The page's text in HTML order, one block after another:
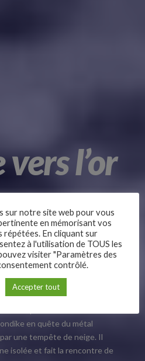
Follow Us
l’or
nous amène avec lui au
grand froid et des grands
et blanc où se bousculent
en quête du métal
une tempête de neige. Il
isolée et fait la rencontre de
sur notre site web pour vous
en mémorisant vos
En cliquant sur
à l'utilisation de TOUS les
visiter "Paramètres des
contrôlé.
Accepter tout